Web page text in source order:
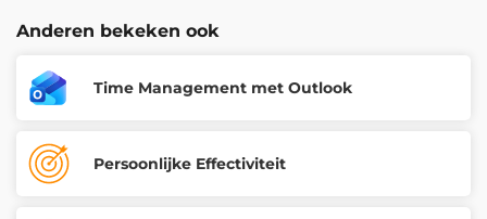
Anderen bekeken ook
Time Management met Outlook
Persoonlijke Effectiviteit